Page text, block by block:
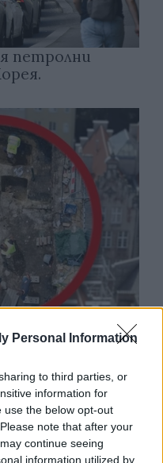
Personal Information
to third parties, or
information for
use the below opt-out
note that after your
continue seeing
information utilized by
петролни
900 години